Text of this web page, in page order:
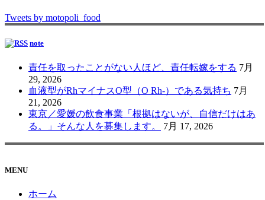
Tweets by motopoli_food
note
責任を取ったことがない人ほど、責任転嫁をする 7月
29, 2026
血液型がRhマイナスO型（O Rh-）である気持ち 7月
21, 2026
東京／愛媛の飲食事業「根拠はないが、自信だけはあ
る。」そんな人を募集します。
7月 17, 2026
MENU
ホーム